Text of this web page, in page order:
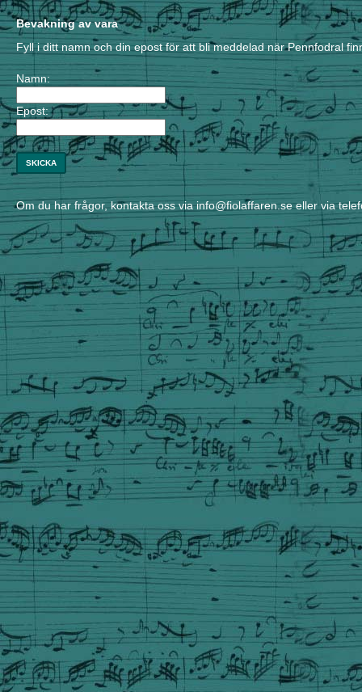
Bevakning av vara
Fyll i ditt namn och din epost för att bli meddelad när Pennfodral
Namn:
Epost:
SKICKA
Om du har frågor, kontakta oss via info@fiolaffaren.se eller via